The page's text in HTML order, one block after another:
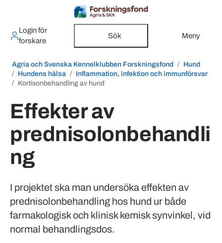
Login för
forskare
Sök Meny
Agria och Svenska Kennelklubben Forskningsfond
Hund
Hundens hälsa
Inflammation, infektion och immunförsvar
Kortisonbehandling av hund
Effekter av
prednisolonbehandli
ng
I projektet ska man undersöka effekten av
prednisolonbehandling hos hund ur både
farmakologisk och klinisk kemisk synvinkel, vid
normal behandlingsdos.